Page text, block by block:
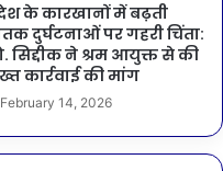
के कारखानों में बढ़ती
दुर्घटनाओं पर गहरी चिंता:
सिद्दीक ने श्रम आयुक्त से की
कार्रवाई की मांग
February 14, 2026